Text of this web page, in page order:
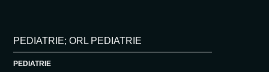
PEDIATRIE; ORL PEDIATRIE
PEDIATRIE